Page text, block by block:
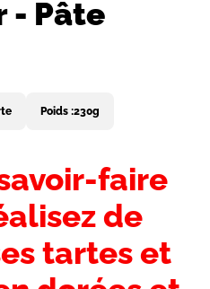
- Pâte
Poids :230g
faire
de
tartes et